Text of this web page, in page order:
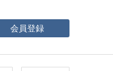
会員登録